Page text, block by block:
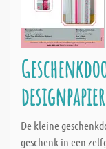
De kleine
geschenk in een